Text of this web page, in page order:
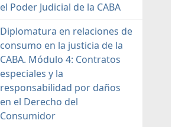
el Poder Judicial de la CABA
Diplomatura en relaciones de
consumo en la justicia de la
CABA. Módulo 4: Contratos
especiales y la
responsabilidad por daños
en el Derecho del
Consumidor